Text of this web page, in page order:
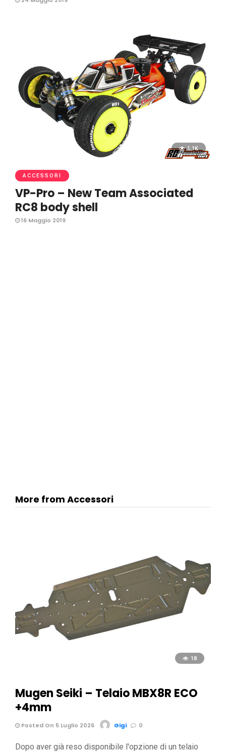
1.1K
ACCESSORI
VP-Pro – New Team Associated
RC8 body shell
16 Maggio 2019
More from Accessori
18
Mugen Seiki – Telaio MBX8R ECO
+4mm
Posted On 5 Luglio 2026 Gigi 0
Dopo aver già reso disponibile l'opzione di un telaio